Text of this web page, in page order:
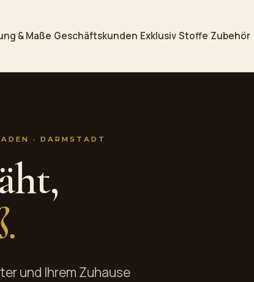
& Maße Geschäftskunden Exklusiv Stoffe Zubehör
· DARMSTADT
und Ihrem Zuhause